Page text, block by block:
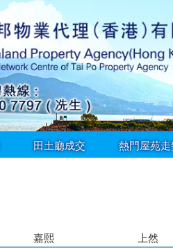
田土廳成交 熱門屋苑
嘉熙 上然